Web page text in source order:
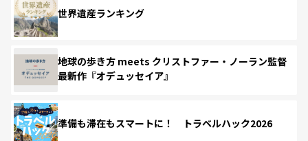
世界遺産ランキング
地球の歩き方 meets クリストファー・ノーラン監督
最新作『オデュッセイア』
準備も滞在もスマートに！ トラベルハック2026